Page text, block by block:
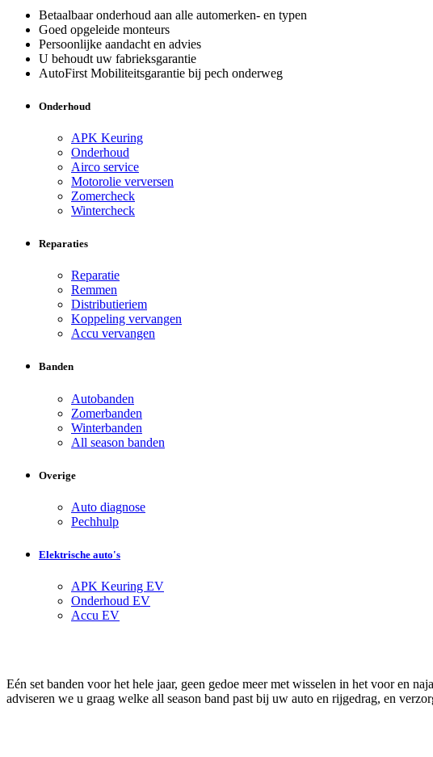
Betaalbaar onderhoud aan alle automerken- en typen
Goed opgeleide monteurs
Persoonlijke aandacht en advies
U behoudt uw fabrieksgarantie
AutoFirst Mobiliteitsgarantie bij pech onderweg
Onderhoud
APK Keuring
Onderhoud
Airco service
Motorolie verversen
Zomercheck
Wintercheck
Reparaties
Reparatie
Remmen
Distributieriem
Koppeling vervangen
Accu vervangen
Banden
Autobanden
Zomerbanden
Winterbanden
All season banden
Overige
Auto diagnose
Pechhulp
Elektrische auto's
APK Keuring EV
Onderhoud EV
Accu EV
Eén set banden voor het hele jaar, geen gedoe meer met wisselen in het voor en
adviseren we u graag welke all season band past bij uw auto en rijgedrag, en